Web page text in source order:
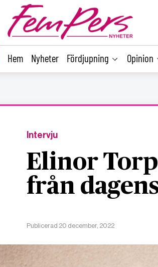
Hem Nyheter Fördjupning Opinion
Intervju
Elinor
från
Publicerad 20 december, 2022